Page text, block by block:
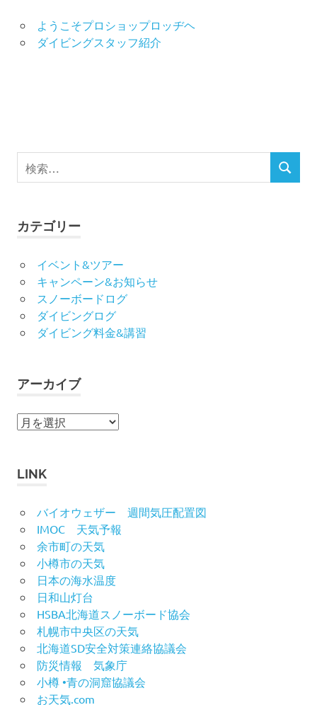
ー
ようこそプロショップロッヂヘ
ダイビングスタッフ紹介
検
索
検
カテゴリー
イベント&ツアー
キャンペーン&お知らせ
スノーボードログ
ダイビングログ
ダイビング料金&講習
アーカイブ
ア
イ
LINK
バイオウェザー 週間気圧配置図
IMOC 天気予報
余市町の天気
小樽市の天気
日本の海水温度
日和山灯台
HSBA北海道スノーボード協会
札幌市中央区の天気
北海道SD安全対策連絡協議会
防災情報 気象庁
小樽 •青の洞窟協議会
お天気.com